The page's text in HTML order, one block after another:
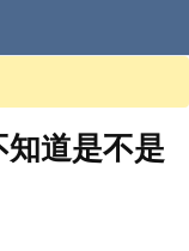
道是不是